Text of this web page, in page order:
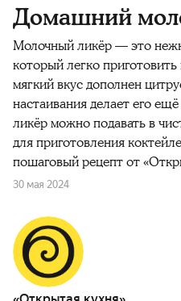
Домашний
Молочный ликёр — это
который легко
мягкий вкус дополнен
настаивания делает его
ликёр можно подавать в
для приготовления
пошаговый рецепт от
30 мая 2024